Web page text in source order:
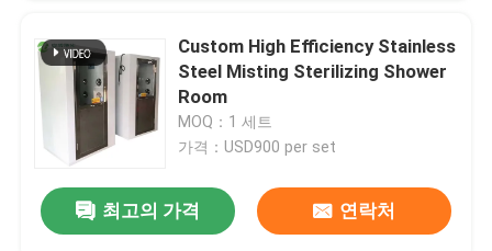
Custom High Efficiency Stainless
Steel Misting Sterilizing Shower
Room
MOQ：1 세트
가격：USD900 per set
최고의 가격 연락처